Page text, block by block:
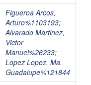
Figueroa Arcos,
Arturo%1103193;
Alvarado Martinez,
Victor
Manuel%26233;
Lopez Lopez, Ma.
Guadalupe%121844